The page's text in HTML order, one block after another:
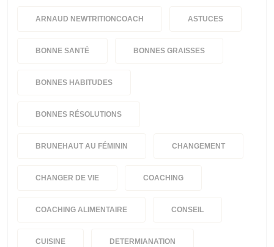
ARNAUD NEWTRITIONCOACH ASTUCES
BONNE SANTÉ BONNES GRAISSES
BONNES HABITUDES
BONNES RÉSOLUTIONS
BRUNEHAUT AU FÉMININ CHANGEMENT
CHANGER DE VIE COACHING
COACHING ALIMENTAIRE CONSEIL
CUISINE DETERMIANATION